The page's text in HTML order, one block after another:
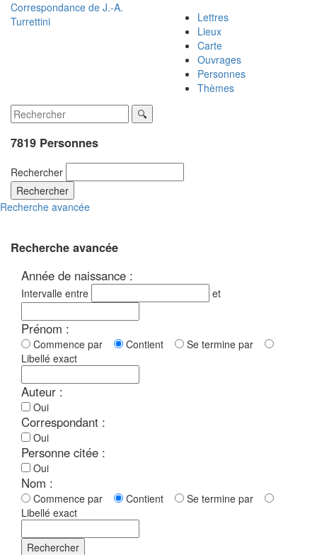
Correspondance de J.-A.
Turrettini
Lettres
Lieux
Carte
Ouvrages
Personnes
Thèmes
7819 Personnes
Rechercher
Rechercher
Recherche avancée
Recherche avancée
Année de naissance :
Intervalle entre et
Prénom :
Commence par Contient
Se termine par
Libellé exact
Auteur :
Oui
Correspondant :
Oui
Personne citée :
Oui
Nom :
Commence par Contient
Se termine par
Libellé exact
Rechercher